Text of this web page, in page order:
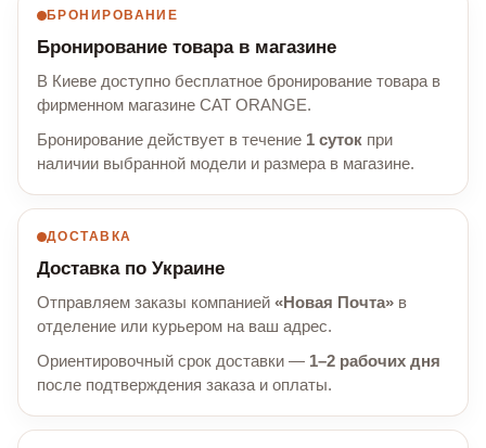
БРОНИРОВАНИЕ
Бронирование товара в магазине
В Киеве доступно бесплатное бронирование товара в
фирменном магазине CAT ORANGE.
Бронирование действует в течение 1 суток при
наличии выбранной модели и размера в магазине.
ДОСТАВКА
Доставка по Украине
Отправляем заказы компанией «Новая Почта» в
отделение или курьером на ваш адрес.
Ориентировочный срок доставки — 1–2 рабочих дня
после подтверждения заказа и оплаты.